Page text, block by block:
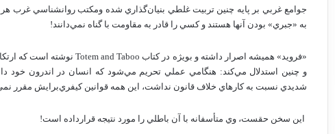
جوامع‌ غربي‌ بر پايه‌ چنين‌ تربيت‌ غلطي‌ بنيان‌گذاري‌ شده‌ ومكتب‌ روانشناسي‌ غرب‌ هر
به‌ «جبري‌» بودن‌ آنها هستند و كسي‌ را قادر به‌ مقاومت‌ با گناه‌ نمي‌دانند!
«فرويد» هميشه‌ اصرار داشته‌ و بويژه‌ در كتاب‌ Totem and Tabooنوشته‌ است‌ كه‌
و چنين‌ استدلال‌ مي‌كند: هنگامي‌ عملي‌ تحريم‌ مي‌شود كه‌ انسان‌ در اندرون‌ خود
شديدي‌ نسبت‌ به‌ كارهاي‌ خلاف‌ قانون‌ نداشت‌، اين‌ همه‌ قوانين‌ كيفري‌برايش‌ مقرر
اين‌ سخن‌ حقست‌، وي‌ متأسفانه‌ با آن‌ باطلي‌ را مورد نتيجه‌ قرارداده‌ است‌!